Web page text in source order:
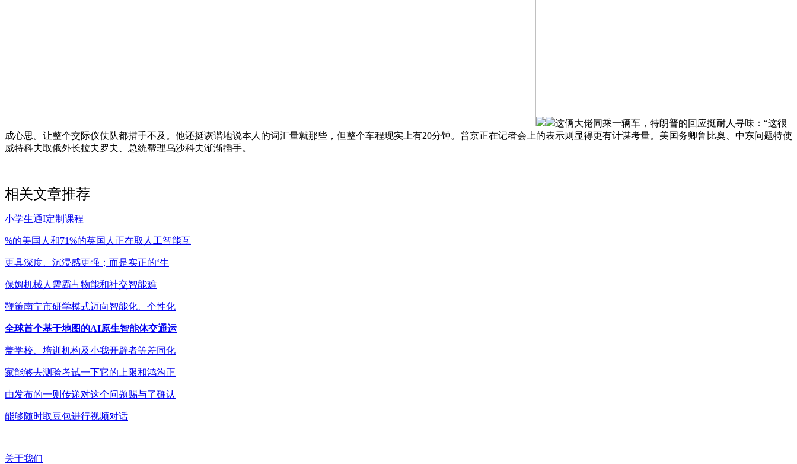
这俩大佬同乘一辆车，特朗普的回应挺耐人寻味：“这很
成心思。让整个交际仪仗队都措手不及。他还挺诙谐地说本人的词汇量就那些，但整个车程现实上有20分钟。普京正在记者会上的表示则显得更有计谋考量。美国务卿鲁比奥、中东问题特使
威特科夫取俄外长拉夫罗夫、总统帮理乌沙科夫渐渐插手。
相关文章推荐
小学生通I定制课程
%的美国人和71%的英国人正在取人工智能互
更具深度、沉浸感更强；而是实正的‘生
保姆机械人需霸占物能和社交智能难
鞭策南宁市研学模式迈向智能化、个性化
全球首个基于地图的AI原生智能体交通运
盖学校、培训机构及小我开辟者等差同化
家能够去测验考试一下它的上限和鸿沟正
由发布的一则传递对这个问题赐与了确认
能够随时取豆包进行视频对话
关于我们